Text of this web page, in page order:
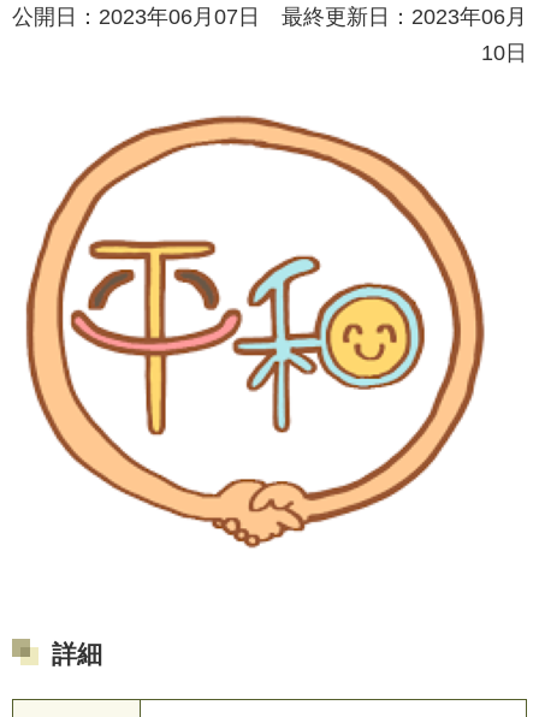
公開日：2023年06月07日 最終更新日：2023年06月
10日
詳細